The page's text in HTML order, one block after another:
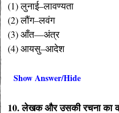
(1) लुनाई–लावण्यता
(2) लौंग–लवंग
(3) आँत—अंत्र
(4) आयसु–आदेश
Show Answer/Hide
10. लेखक और उसकी रचना का